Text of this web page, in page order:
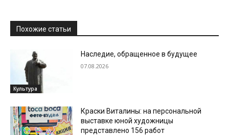
Похожие статьи
Культура
Наследие, обращенное в будущее
07.08.2026
Краски Виталины: на персональной
выставке юной художницы
представлено 156 работ